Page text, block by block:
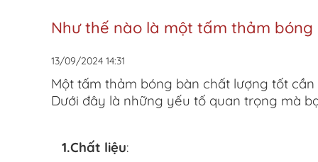
Như thế nào là một tấm thảm
13/09/2024 14:31
Một tấm thảm bóng bàn chất lượng tốt
Dưới đây là những yếu tố quan trọng mà
1.Chất liệu: